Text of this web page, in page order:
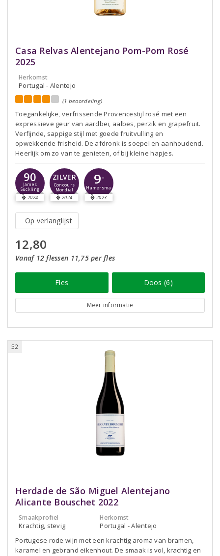
Casa Relvas Alentejano Pom-Pom Rosé
2025
Herkomst
Portugal - Alentejo
(1 beoordeling)
Toegankelijke, verfrissende Provencestijl rosé met een
expressieve geur van aardbei, aalbes, perzik en grapefruit.
Verfijnde, sappige stijl met goede fruitvulling en
opwekkende frisheid. De afdronk is soepel en aanhoudend.
Heerlijk om zo van te genieten, of bij kleine hapjes.
90
James
Suckling
2024
ZILVER
Concours
Mondial
2024
9-
Hamersma
2023
Op verlanglijst
12,80
Vanaf 12 flessen 11,75 per fles
Fles Doos (6)
Meer informatie
52
Herdade de São Miguel Alentejano
Alicante Bouschet 2022
Smaakprofiel
Krachtig, stevig
Herkomst
Portugal - Alentejo
Portugese rode wijn met een krachtig aroma van bramen,
karamel en gebrand eikenhout. De smaak is vol, krachtig en